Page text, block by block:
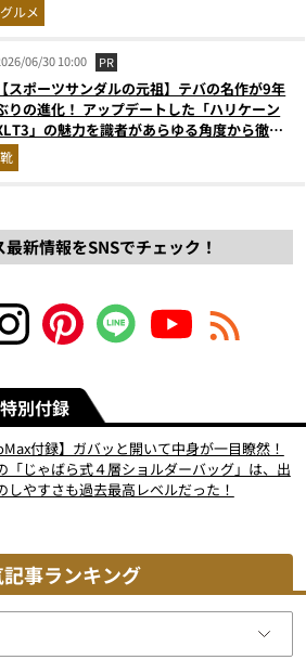
グルメ
06/30 10:00 PR
【スポーツサンダルの元祖】テバの名作が9年
りの進化！ アップデートした「ハリケーン
」の魅力を識者があらゆる角度から徹底
説！
靴
新情報をSNSでチェック！
別付録
付録】ガバッと開いて中身が一目瞭然！
「じゃばら式４層ショルダーバッグ」は、出
しやすさも過去最高レベルだった！
事ランキング